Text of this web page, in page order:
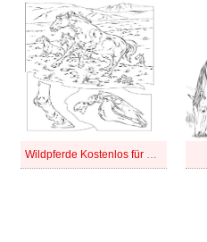
Wildpferde Kostenlos für Kinder